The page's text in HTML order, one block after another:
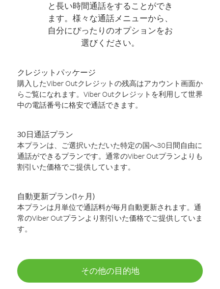
と長い時間通話をすることができ
ます。様々な通話メニューから、
自分にぴったりのオプションをお
選びください。
クレジットパッケージ
購入したViber Outクレジットの残高はアカウント画面か
らご覧になれます。Viber Outクレジットを利用して世界
中の電話番号に格安で通話できます。
30日通話プラン
本プランは、ご選択いただいた特定の国へ30日間自由に
通話ができるプランです。通常のViber Outプランよりも
割引いた価格でご提供しています。
自動更新プラン(1ヶ月)
本プランは月単位で通話料が毎月自動更新されます。通
常のViber Outプランより割引いた価格でご提供していま
す。
その他の目的地